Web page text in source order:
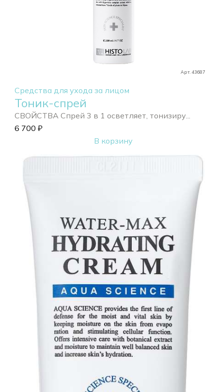
Арт. 43687
Средства для ухода за лицом
Тоник-спрей
СВОЙСТВА Спрей 3 в 1 осветляет, тонизиру...
6 700 ₽
В корзину